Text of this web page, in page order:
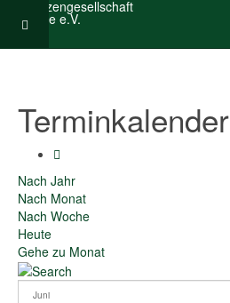
Terminkalender
Nach Jahr
Nach Monat
Nach Woche
Heute
Gehe zu Monat